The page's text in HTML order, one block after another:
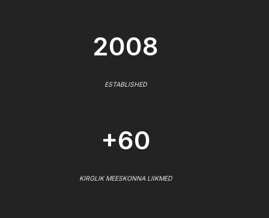
2008
ESTABLISHED
+60
KIRGLIK MEESKONNA LIIKMED